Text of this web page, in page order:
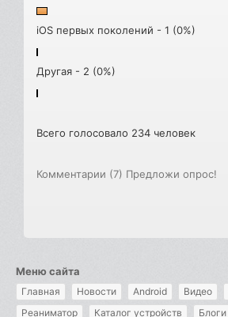
iOS первых поколений - 1 (0%)
Другая - 2 (0%)
Всего голосовало 234 человек
Комментарии (7) Предложи опрос!
Меню сайта
Главная Новости Android Видео
Реаниматор
Каталог устройств Блоги